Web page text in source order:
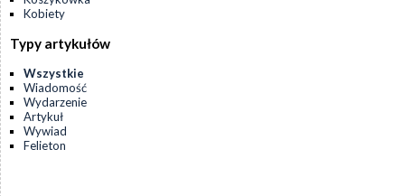
Kobiety
Typy artykułów
Wszystkie
Wiadomość
Wydarzenie
Artykuł
Wywiad
Felieton